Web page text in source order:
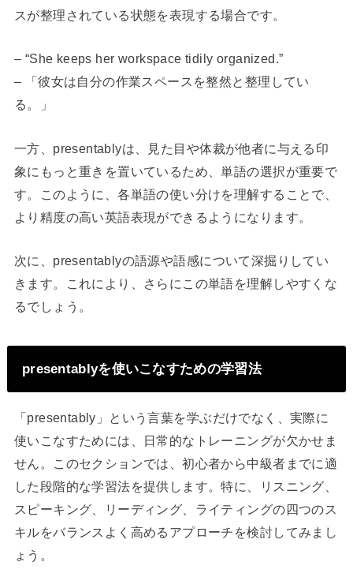
スが整理されている状態を表現する場合です。
– “She keeps her workspace tidily organized.”
– 「彼女は自分の作業スペースを整然と整理してい
る。」
一方、presentablyは、見た目や体裁が他者に与える印
象にもっと重きを置いているため、単語の選択が重要で
す。このように、各単語の使い分けを理解することで、
より精度の高い英語表現ができるようになります。
次に、presentablyの語源や語感について深掘りしてい
きます。これにより、さらにこの単語を理解しやすくな
るでしょう。
presentablyを使いこなすための学習法
「presentably」という言葉を学ぶだけでなく、実際に
使いこなすためには、日常的なトレーニングが欠かせま
せん。このセクションでは、初心者から中級者までに適
した段階的な学習法を提供します。特に、リスニング、
スピーキング、リーディング、ライティングの四つのス
キルをバランスよく高めるアプローチを検討してみまし
ょう。